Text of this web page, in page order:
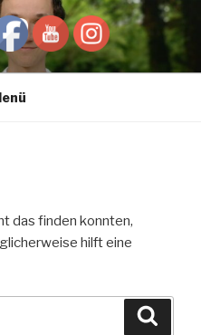
das finden konnten,
hilft eine